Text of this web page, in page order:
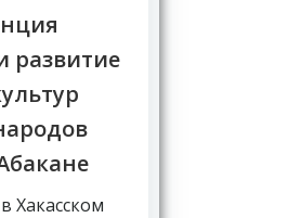
развитие
Хакасском